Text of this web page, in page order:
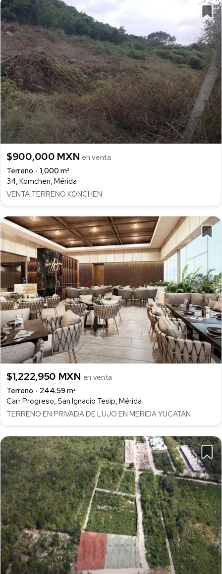
$900,000 MXN en venta
Terreno
1,000 m²
34, Komchen, Mérida
VENTA TERRENO KONCHEN
$1,222,950 MXN en venta
Terreno
244.59 m²
Carr Progreso, San Ignacio Tesip, Mérida
TERRENO EN PRIVADA DE LUJO EN MERIDA YUCATAN